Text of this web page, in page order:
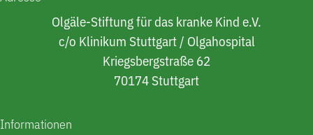
Olgäle-Stiftung für das kranke Kind e.V.
c/o Klinikum Stuttgart / Olgahospital
Kriegsbergstraße 62
70174 Stuttgart
Informationen